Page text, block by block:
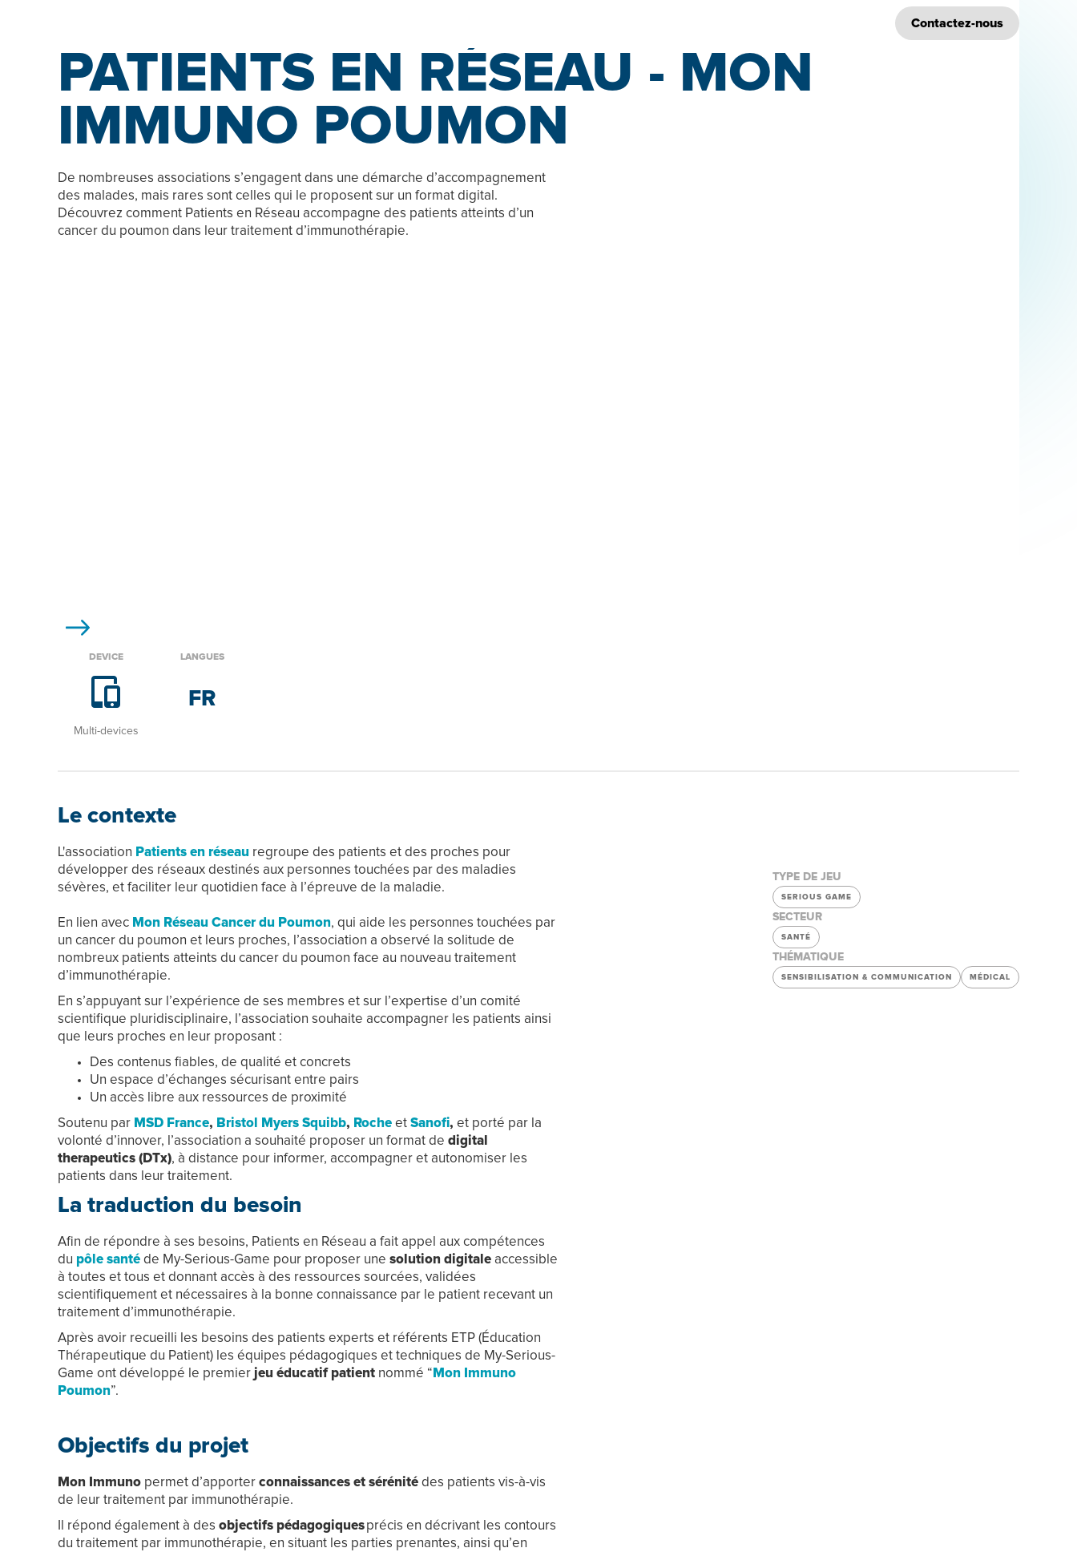
Contactez-nous
PATIENTS EN RÉSEAU - MON
IMMUNO POUMON
De nombreuses associations s’engagent dans une démarche d’accompagnement
des malades, mais rares sont celles qui le proposent sur un format digital.
Découvrez comment Patients en Réseau accompagne des patients atteints d’un
cancer du poumon dans leur traitement d’immunothérapie.
DEVICE
Multi-devices
LANGUES
FR
Le contexte
L'association Patients en réseau regroupe des patients et des proches pour
développer des réseaux destinés aux personnes touchées par des maladies
sévères, et faciliter leur quotidien face à l’épreuve de la maladie.
En lien avec Mon Réseau Cancer du Poumon, qui aide les personnes touchées par
un cancer du poumon et leurs proches, l’association a observé la solitude de
nombreux patients atteints du cancer du poumon face au nouveau traitement
d’immunothérapie.
En s’appuyant sur l’expérience de ses membres et sur l’expertise d’un comité
scientifique pluridisciplinaire, l’association souhaite accompagner les patients ainsi
que leurs proches en leur proposant : ​
Des contenus fiables, de qualité et concrets ​
Un espace d’échanges sécurisant entre pairs​
Un accès libre aux ressources de proximité​
Soutenu par MSD France, Bristol Myers Squibb, Roche et Sanofi, et porté par la
volonté d’innover, l’association a souhaité proposer un format de digital
therapeutics (DTx), à distance pour informer, accompagner et autonomiser les
patients dans leur traitement.​
La traduction du besoin
Afin de répondre à ses besoins, Patients en Réseau a fait appel aux compétences
du pôle santé de My-Serious-Game pour proposer une solution digitale accessible
à toutes et tous et donnant accès à des ressources sourcées, validées
scientifiquement et nécessaires à la bonne connaissance par le patient recevant un
traitement d’immunothérapie.​
Après avoir recueilli les besoins des patients experts et référents ETP (Éducation
Thérapeutique du Patient) les équipes pédagogiques et techniques de My-Serious-
Game ont développé le premier jeu éducatif patient nommé “ Mon Immuno
Poumon”.
Objectifs du projet
Mon Immuno permet d’apporter connaissances et sérénité des patients vis-à-vis
de leur traitement par immunothérapie.
Il répond également à des objectifs pédagogiquesprécis en décrivant les contours
du traitement par immunothérapie, en situant les parties prenantes,​ ainsi qu’en
TYPE DE JEU
SERIOUS GAME
SECTEUR
SANTÉ
THÉMATIQUE
SENSIBILISATION & COMMUNICATION MÉDICAL